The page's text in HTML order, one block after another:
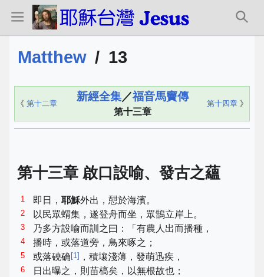
Matthew / 13
《 第十二章
新經全集／福音馬竇傳
第十三章
第十四章 》
第十三章 啟口設喻、發古之蘊
1 即日，耶穌外出，憇於海濱。
2 以民眾蝟集，遂登舟而坐，眾鵠立岸上。
3 乃多方設喻而訓之曰：「有農人出而播種，
4 播時，或落道旁，鳥來啄之；
5 或落磽确 [1] ，積壤淺薄，發萌迅疾，
6 日出曝之，則苗槁矣，以無根故也；